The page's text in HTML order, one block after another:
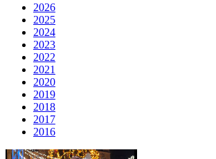
2026
2025
2024
2023
2022
2021
2020
2019
2018
2017
2016